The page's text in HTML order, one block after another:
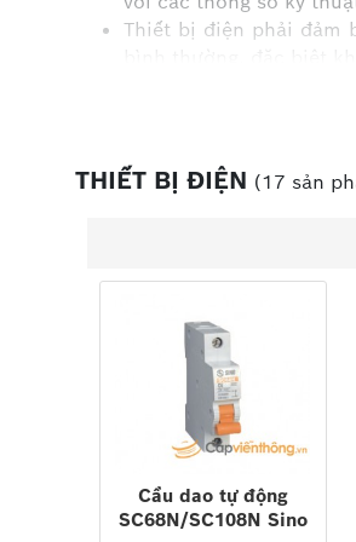
Thiết bị điện phải đảm
bình thường, đặc biệt
Thiết bị điện phải đảm
Ngoài ra còn yêu cầu
thiết kế đã cho phép.
THIẾT BỊ ĐIỆN (17 sản
Cầu dao tự động
SC68N/SC108N Sino